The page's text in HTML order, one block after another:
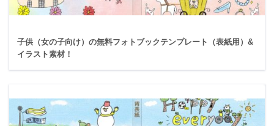
子供（女の子向け）の無料フォトブックテンプレート（表紙用）&
イラスト素材！